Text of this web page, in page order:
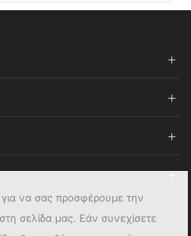
να σας προσφέρουμε την
σελίδα μας. Εάν συνεχίσετε